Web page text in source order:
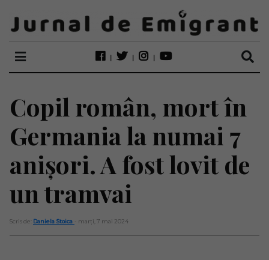
Copil român, mort în
Germania la numai 7
anișori. A fost lovit de
un tramvai
Scris de: Daniela Stoica - marți, 7 mai 2024